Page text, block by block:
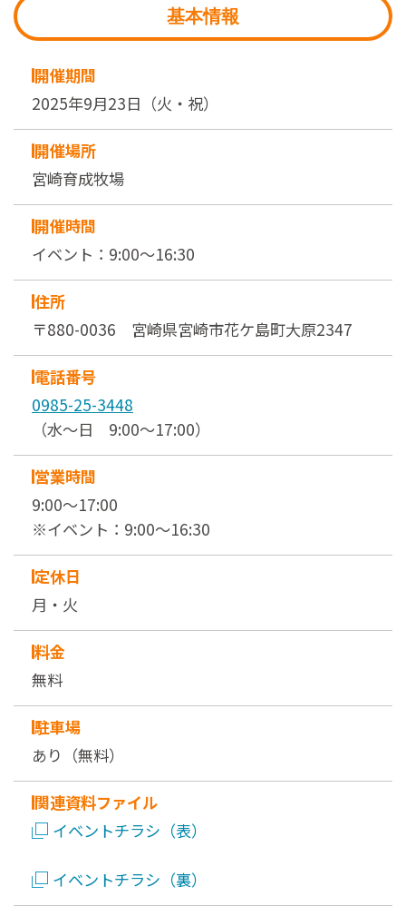
基本情報
開催期間
2025年9月23日（火・祝）
開催場所
宮崎育成牧場
開催時間
イベント：9:00～16:30
住所
〒880-0036 宮崎県宮崎市花ケ島町大原2347
電話番号
0985-25-3448
（水～日 9:00～17:00）
営業時間
9:00～17:00
※イベント：9:00～16:30
定休日
月・火
料金
無料
駐車場
あり（無料）
関連資料ファイル
イベントチラシ（表）
イベントチラシ（裏）